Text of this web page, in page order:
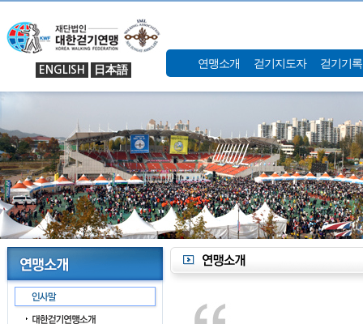
ENGLISH 日本語 연맹소개 걷기지도자 걷기기